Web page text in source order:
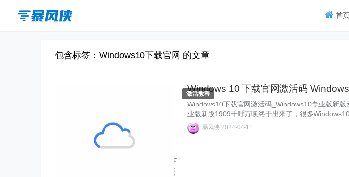
首页
包含标签：Windows10下载官网 的文章
Windows10" alt="Windows 10 下
载官网激活码 Windows 10 专业版
激活教程
Windows 10 下载官网激活码
Windows10下载官网激活码_Windows10专业版新
业版新版1909千呼万唤终于出来了，很多
像 Windows10专业版新版1909原版系统，可是在激
ws10激活码，很多小伙伴无法成功激活新下载的
暴风侠2024-04-11